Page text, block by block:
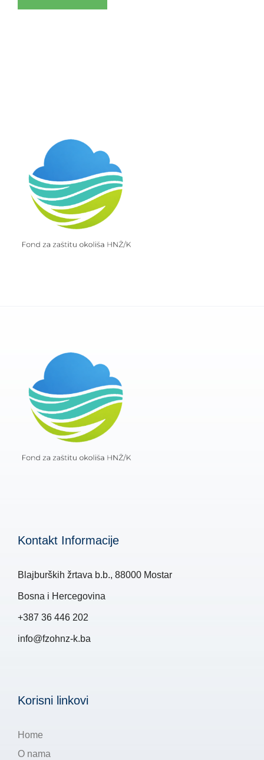
Kontakt Informacije
Blajburških žrtava b.b., 88000 Mostar
Bosna i Hercegovina
+387 36 446 202
info@fzohnz-k.ba
Korisni linkovi
Home
O nama